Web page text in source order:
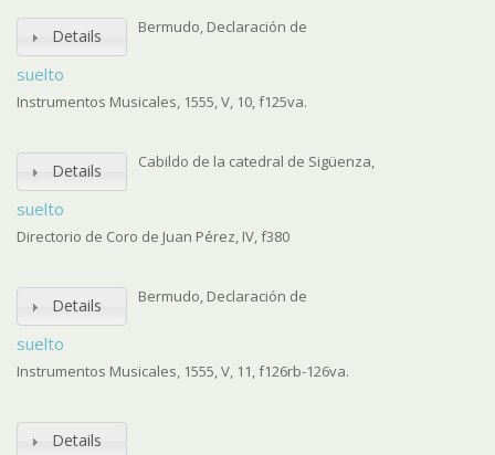
Details
suelto
Bermudo, Declaración de
Instrumentos Musicales, 1555, V, 10, f125va.
Details
suelto
Cabildo de la catedral de Sigüenza,
Directorio de Coro de Juan Pérez, IV, f380
Details
suelto
Bermudo, Declaración de
Instrumentos Musicales, 1555, V, 11, f126rb-126va.
Details